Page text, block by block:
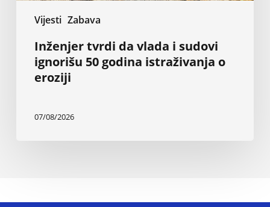
Vijesti Zabava
Inženjer tvrdi da vlada i sudovi
ignorišu 50 godina istraživanja o
eroziji
07/08/2026